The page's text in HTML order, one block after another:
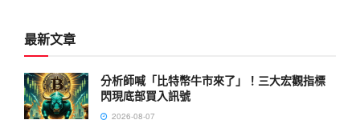
最新文章
分析師喊「比特幣牛市來了」！三大宏觀指標
閃現底部買入訊號
2026-08-07